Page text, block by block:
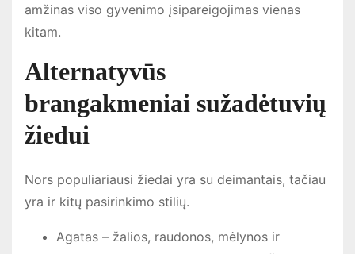
amžinas viso gyvenimo įsipareigojimas vienas
kitam.
Alternatyvūs
brangakmeniai sužadėtuvių
žiedui
Nors populiariausi žiedai yra su deimantais, tačiau
yra ir kitų pasirinkimo stilių.
Agatas – žalios, raudonos, mėlynos ir